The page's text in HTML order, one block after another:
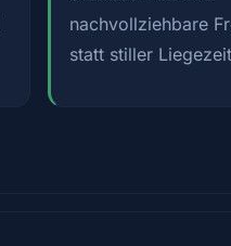
nachvollziehbare
statt stiller